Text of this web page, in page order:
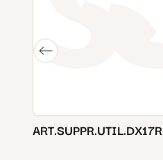
ART.SUPPR.UTIL.DX17R